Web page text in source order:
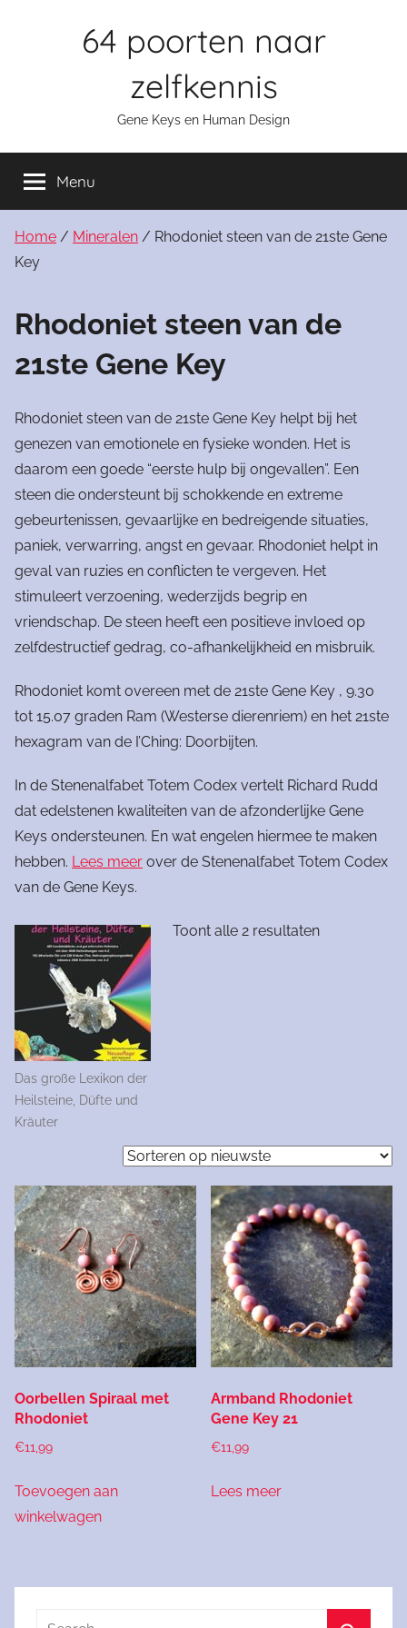
64 poorten naar
zelfkennis
Gene Keys en Human Design
Menu
Home / Mineralen / Rhodoniet steen van de 21ste Gene
Key
Rhodoniet steen van de
21ste Gene Key
Rhodoniet steen van de 21ste Gene Key helpt bij het
genezen van emotionele en fysieke wonden. Het is
daarom een goede “eerste hulp bij ongevallen”. Een
steen die ondersteunt bij schokkende en extreme
gebeurtenissen, gevaarlijke en bedreigende situaties,
paniek, verwarring, angst en gevaar. Rhodoniet helpt in
geval van ruzies en conflicten te vergeven. Het
stimuleert verzoening, wederzijds begrip en
vriendschap. De steen heeft een positieve invloed op
zelfdestructief gedrag, co-afhankelijkheid en misbruik.
Rhodoniet komt overeen met de 21ste Gene Key , 9.30
tot 15.07 graden Ram (Westerse dierenriem) en het 21ste
hexagram van de I’Ching: Doorbijten.
In de Stenenalfabet Totem Codex vertelt Richard Rudd
dat edelstenen kwaliteiten van de afzonderlijke Gene
Keys ondersteunen. En wat engelen hiermee te maken
hebben. Lees meer over de Stenenalfabet Totem Codex
van de Gene Keys.
Das große Lexikon der
Heilsteine, Düfte und
Kräuter
Toont alle 2 resultatenGesorteerd
Oorbellen Spiraal met
Rhodoniet
€11,99
Toevoegen aan
winkelwagen
Armband Rhodoniet
Gene Key 21
€11,99
Lees meer
Search